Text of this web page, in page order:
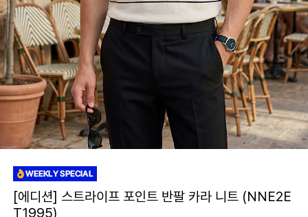
[에디션] 스트라이프 포인트 반팔 카라 니트 (NNE2E
T1995)